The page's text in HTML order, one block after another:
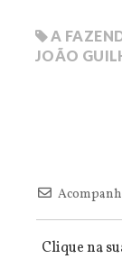
A
JOÃO
Clique na